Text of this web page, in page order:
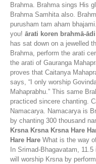
Brahma. Brahma sings His
Brahma Samhita also.
purusham tam aham
you! ārati koren brahmā-
has sat down on a jewelled
Brahma, perform the arati
the arati of Gauranga
proves that Caitanya
says, “I only worship
Mahaprabhu.” This same
practiced sincere chanting.
Namacarya. Namacarya is
by chanting 300 thousand
Krsna Krsna Krsna Hare
Hare Hare What is the way
In Srimad-Bhagavatam,
will worship Krsna by